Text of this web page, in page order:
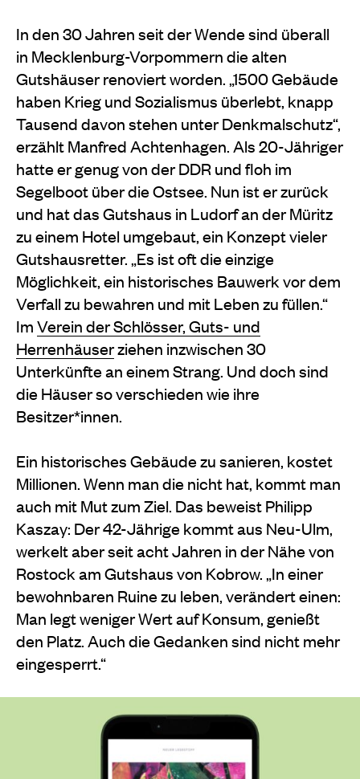
In den 30 Jahren seit der Wende sind überall
in Mecklenburg-Vorpommern die alten
Gutshäuser renoviert worden. „1500 Gebäude
haben Krieg und Sozialismus überlebt, knapp
Tausend davon stehen unter Denkmalschutz“,
erzählt Manfred Achtenhagen. Als 20-Jähriger
hatte er genug von der DDR und floh im
Segelboot über die Ostsee. Nun ist er zurück
und hat das Gutshaus in Ludorf an der Müritz
zu einem Hotel umgebaut, ein Konzept vieler
Gutshausretter. „Es ist oft die einzige
Möglichkeit, ein historisches Bauwerk vor dem
Verfall zu bewahren und mit Leben zu füllen.“
ImVerein der Schlösser, Guts- und
Herrenhäuserziehen inzwischen 30
Unterkünfte an einem Strang. Und doch sind
die Häuser so verschieden wie ihre
Besitzer*innen.
Ein historisches Gebäude zu sanieren, kostet
Millionen. Wenn man die nicht hat, kommt man
auch mit Mut zum Ziel. Das beweist Philipp
Kaszay: Der 42-Jährige kommt aus Neu-Ulm,
werkelt aber seit acht Jahren in der Nähe von
Rostock am Gutshaus von Kobrow. „In einer
bewohnbaren Ruine zu leben, verändert einen:
Man legt weniger Wert auf Konsum, genießt
den Platz. Auch die Gedanken sind nicht mehr
eingesperrt.“